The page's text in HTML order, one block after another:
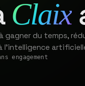
Claix
gagner du temps,
l'intelligence
engagement